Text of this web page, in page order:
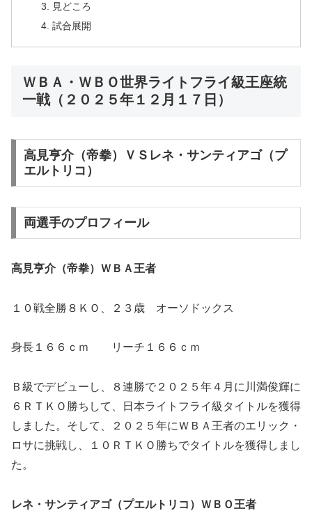
見どころ
試合展開
ＷＢＡ・ＷＢＯ世界ライトフライ級王座統
一戦（２０２５年１２月１７日）
高見亨介（帝拳）ＶＳレネ・サンティアゴ（プ
エルトリコ）
両選手のプロフィール
高見亨介（帝拳）ＷＢＡ王者
１０戦全勝８ＫＯ、２３歳 オーソドックス
身長１６６ｃｍ リーチ１６６ｃｍ
Ｂ級でデビューし、８連勝で２０２５年４月に川満俊輝に
６ＲＴＫＯ勝ちして、日本ライトフライ級タイトルを獲得
しました。そして、２０２５年にＷＢＡ王者のエリック・
ロサに挑戦し、１０ＲＴＫＯ勝ちでタイトルを獲得しまし
た。
レネ・サンティアゴ（プエルトリコ）ＷＢＯ王者